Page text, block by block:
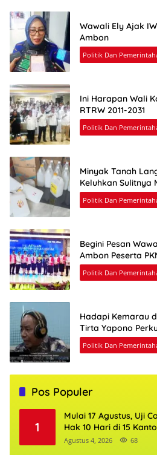
Wawali Ely Ajak
Ambon
Politik Dan
Ini Harapan Wali
RTRW 2011-2031
Politik Dan
Minyak Tanah
Keluhkan Sulitnya
Politik Dan
Begini Pesan
Ambon Peserta
Politik Dan
Hadapi Kemarau
Tirta Yapono
Politik Dan
Pos Populer
1
Mulai 17 Agustus, Uji
Hak 10 Hari di 15
Agustus 4, 2026 68